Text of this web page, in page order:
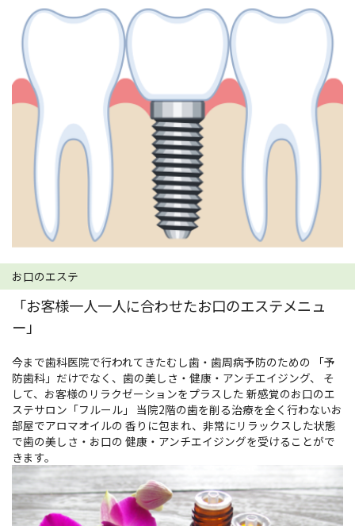
お口のエステ
「お客様一人一人に合わせたお口のエステメニュ
ー」
今まで歯科医院で行われてきたむし歯・歯周病予防のための 「予
防歯科」だけでなく、歯の美しさ・健康・アンチエイジング、 そ
して、お客様のリラクゼーションをプラスした 新感覚のお口のエ
ステサロン「フルール」 当院2階の歯を削る治療を全く行わないお
部屋でアロマオイルの 香りに包まれ、非常にリラックスした状態
で歯の美しさ・お口の 健康・アンチエイジングを受けることがで
きます。